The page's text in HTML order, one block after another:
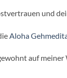
und
Aloha
auf meiner